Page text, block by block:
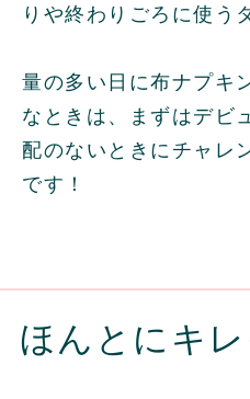
りや終わりごろに使う
量の多い日に布ナプキ
なときは、まずはデビ
配のないときにチャレ
です！
ほんとにキ